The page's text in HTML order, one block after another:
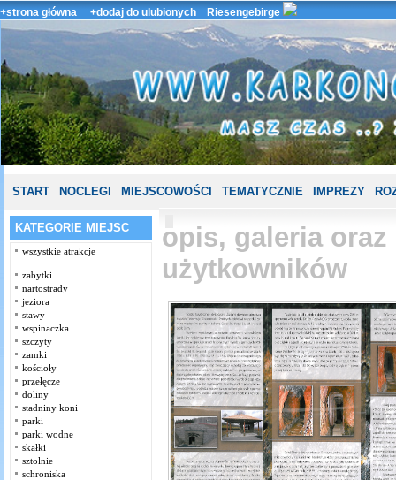
+strona główna +dodaj do ulubionych Riesengebirge
START NOCLEGI MIEJSCOWOŚCI TEMATYCZNIE IMPREZY
KATEGORIE MIEJSC
wszystkie atrakcje
zabytki
nartostrady
jeziora
stawy
wspinaczka
szczyty
zamki
kościoły
przełęcze
doliny
stadniny koni
parki
parki wodne
skałki
sztolnie
schroniska
opis, galeria oraz
użytkowników